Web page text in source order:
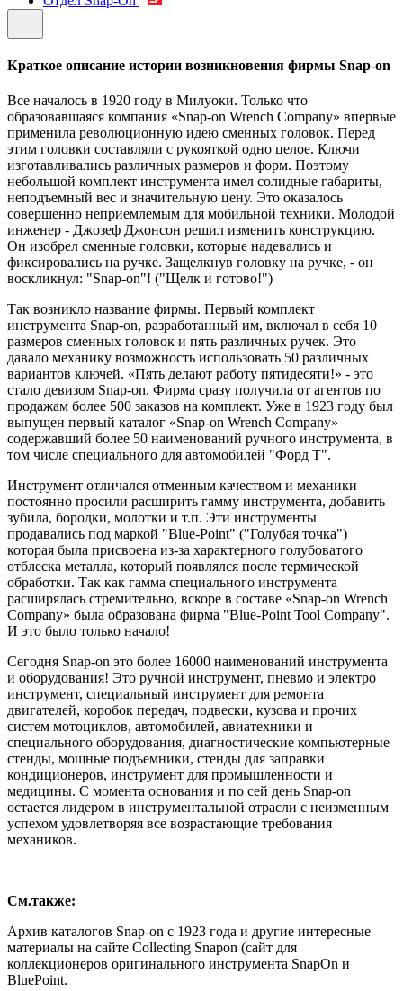
Краткое описание истории возникновения фирмы Snap-on
Все началось в 1920 году в Милуоки. Только что
образовавшаяся компания «Snap-on Wrench Company» впервые
применила революционную идею сменных головок. Перед
этим головки составляли с рукояткой одно целое. Ключи
изготавливались различных размеров и форм. Поэтому
небольшой комплект инструмента имел солидные габариты,
неподъемный вес и значительную цену. Это оказалось
совершенно неприемлемым для мобильной техники. Молодой
инженер - Джозеф Джонсон решил изменить конструкцию.
Он изобрел сменные головки, которые надевались и
фиксировались на ручке. Защелкнув головку на ручке, - он
воскликнул: "Snap-on"! ("Щелк и готово!")
Так возникло название фирмы. Первый комплект
инструмента Snap-on, разработанный им, включал в себя 10
размеров сменных головок и пять различных ручек. Это
давало механику возможность использовать 50 различных
вариантов ключей. «Пять делают работу пятидесяти!» - это
стало девизом Snap-on. Фирма сразу получила от агентов по
продажам более 500 заказов на комплект. Уже в 1923 году был
выпущен первый каталог «Snap-on Wrench Company»
содержавший более 50 наименований ручного инструмента, в
том числе специального для автомобилей "Форд Т".
Инструмент отличался отменным качеством и механики
постоянно просили расширить гамму инструмента, добавить
зубила, бородки, молотки и т.п. Эти инструменты
продавались под маркой "Blue-Point" ("Голубая точка")
которая была присвоена из-за характерного голубоватого
отблеска металла, который появлялся после термической
обработки. Так как гамма специального инструмента
расширялась стремительно, вскоре в составе «Snap-on Wrench
Company» была образована фирма "Blue-Point Tool Company".
И это было только начало!
Сегодня Snap-on это более 16000 наименований инструмента
и оборудования! Это ручной инструмент, пневмо и электро
инструмент, специальный инструмент для ремонта
двигателей, коробок передач, подвески, кузова и прочих
систем мотоциклов, автомобилей, авиатехники и
специального оборудования, диагностические компьютерные
стенды, мощные подъемники, стенды для заправки
кондиционеров, инструмент для промышленности и
медицины. С момента основания и по сей день Snap-on
остается лидером в инструментальной отрасли с неизменным
успехом удовлетворяя все возрастающие требования
механиков.
См.также:
Архив каталогов Snap-on с 1923 года и другие интересные
материалы на сайте Collecting Snapon (сайт для
коллекционеров оригинального инструмента SnapOn и
BluePoint.